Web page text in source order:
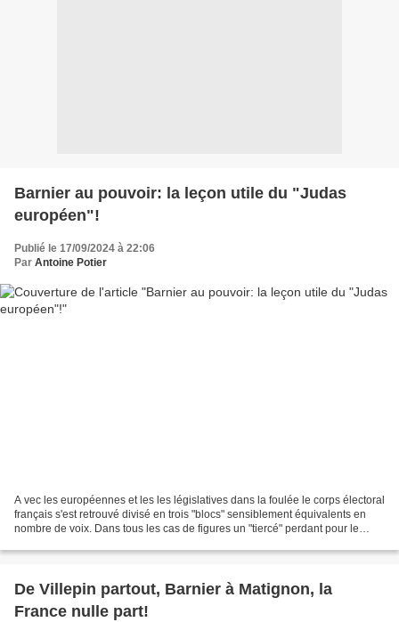
Barnier au pouvoir: la leçon utile du "Judas
européen"!
Publié le 17/09/2024 à 22:06
Par Antoine Potier
A vec les européennes et les les législatives dans la foulée le corps électoral
français s'est retrouvé divisé en trois "blocs" sensiblement équivalents en
nombre de voix. Dans tous les cas de figures un "tiercé" perdant pour le
De Villepin partout, Barnier à Matignon, la
France nulle part!